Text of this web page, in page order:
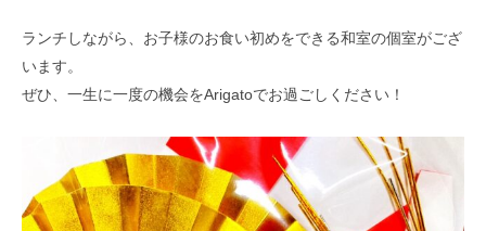
ランチしながら、お子様のお食い初めをできる和室の個室がござ
います。
ぜひ、一生に一度の機会をArigatoでお過ごしください！